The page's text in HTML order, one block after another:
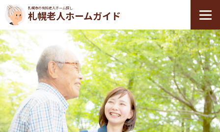
札幌市の有料老人ホーム探し
札幌老人ホームガイド